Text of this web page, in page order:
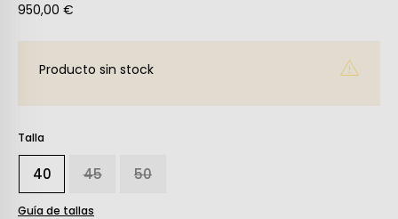
950,00 €
Talla
40 45 50
Guía de tallas
Producto sin stock